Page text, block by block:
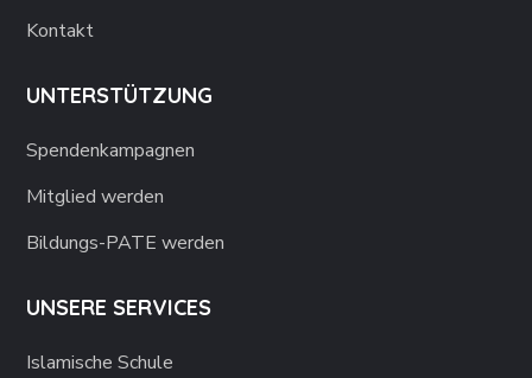
Kontakt
UNTERSTÜTZUNG
Spendenkampagnen
Mitglied werden
Bildungs-PATE werden
UNSERE SERVICES
Islamische Schule